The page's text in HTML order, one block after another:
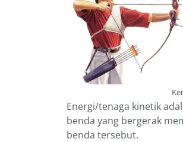
Energi/tenaga kinetik
benda yang bergerak
benda tersebut.